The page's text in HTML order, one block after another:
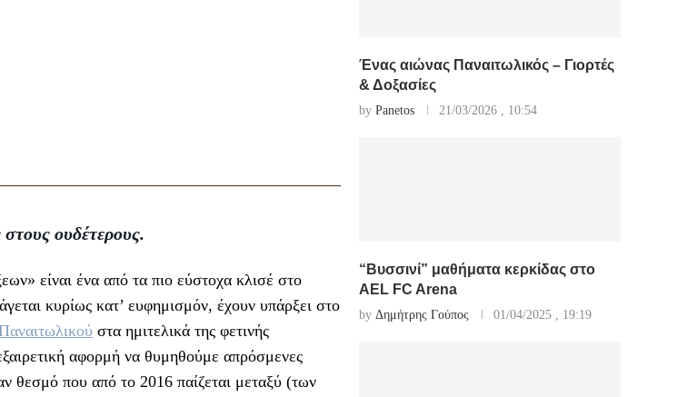
ουδέτερους.
είναι ένα από τα πιο εύστοχα κλισέ στο
κυρίως κατ’ ευφημισμόν, έχουν υπάρξει στο
στα ημιτελικά της φετινής
αφορμή να θυμηθούμε απρόσμενες
θεσμό που από το 2016 παίζεται μεταξύ (των
Ένας αιώνας Παναιτωλικός – Γιορτές
& Δοξασίες
by Panetos 21/03/2026 , 10:54
“Βυσσινί” μαθήματα κερκίδας στο
AEL FC Arena
by Δημήτρης Γούπος 01/04/2025 , 19:19